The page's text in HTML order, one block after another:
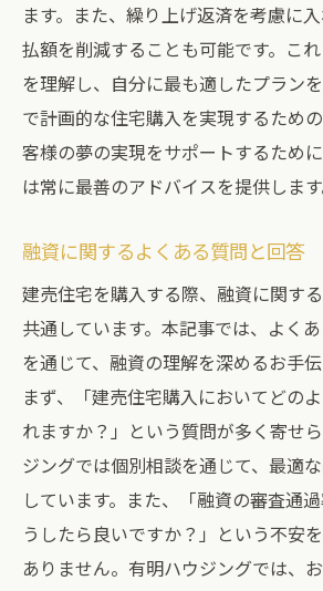
ます。また、繰り上げ返済を考慮に
払額を削減することも可能です。こ
を理解し、自分に最も適したプラン
で計画的な住宅購入を実現するため
客様の夢の実現をサポートするため
は常に最善のアドバイスを提供します
融資に関するよくある質問と回答
建売住宅を購入する際、融資に関す
共通しています。本記事では、よく
を通じて、融資の理解を深めるお手伝
まず、「建売住宅購入においてどの
れますか？」という質問が多く寄せ
ジングでは個別相談を通じて、最適
しています。また、「融資の審査通
うしたら良いですか？」という不安
ありません。有明ハウジングでは、